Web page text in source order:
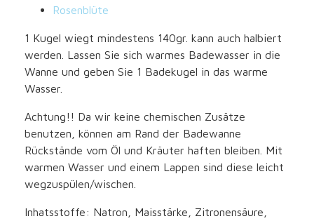
Rosenblüte
1 Kugel wiegt mindestens 140gr. kann auch halbiert
werden. Lassen Sie sich warmes Badewasser in die
Wanne und geben Sie 1 Badekugel in das warme
Wasser.
Achtung!! Da wir keine chemischen Zusätze
benutzen, können am Rand der Badewanne
Rückstände vom Öl und Kräuter haften bleiben. Mit
warmen Wasser und einem Lappen sind diese leicht
wegzuspülen/wischen.
Inhatsstoffe: Natron, Maisstärke, Zitronensäure,